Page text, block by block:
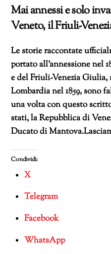
Mai annessi e solo
Veneto, il Friuli-
Le storie raccontate
portato all’annessione nel
e del Friuli-Venezia Giulia,
Lombardia nel 1859, sono
una volta con questo
stati, la Repubblica di
Ducato di
Condividi:
X
Telegram
Facebook
WhatsApp